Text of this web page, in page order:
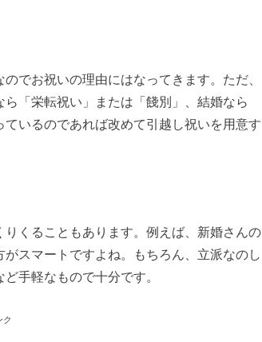
でお祝いの理由にはなってきます。ただ、
「栄転祝い」または「餞別」、結婚なら
いるのであれば改めて引越し祝いを用意す
くることもあります。例えば、新婚さんの
スマートですよね。もちろん、立派なのし
手軽なもので十分です。
ク